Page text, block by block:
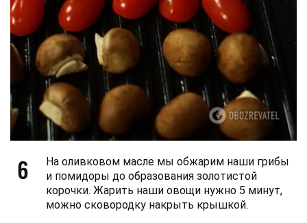
6
На оливковом масле мы обжарим наши грибы
и помидоры до образования золотистой
корочки. Жарить наши овощи нужно 5 минут,
можно сковородку накрыть крышкой.